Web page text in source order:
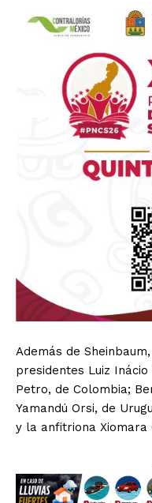
Además de
presidentes Luiz
Petro, de Colombia;
Yamandú Orsi, de
y la anfitriona